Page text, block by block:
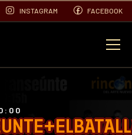
INSTAGRAM FACEBOOK
EVENTOS